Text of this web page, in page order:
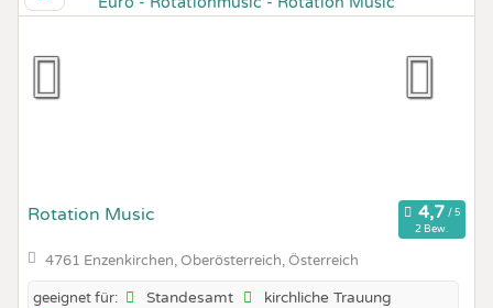
Rotation Music
2 Bew.
4761 Enzenkirchen, Oberösterreich, Österreich
geeignet für: Standesamt
kirchliche Trauung